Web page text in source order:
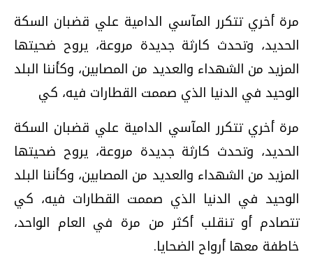
مرة أخري تتكرر المآسي الدامية علي قضبان السكة
الحديد،‮ ‬وتحدث كارثة جديدة مروعة،‮ يروح ضحيتها
المزيد من الشهداء والعديد من المصابين،‮ ‬وكأننا البلد
الوحيد في الدنيا الذي صممت القطارات فيه،‮ ‬كي
مرة أخري تتكرر المآسي الدامية علي قضبان السكة
الحديد،‮ ‬وتحدث كارثة جديدة مروعة،‮ يروح ضحيتها
المزيد من الشهداء والعديد من المصابين،‮ ‬وكأننا البلد
الوحيد في الدنيا الذي صممت القطارات فيه،‮ ‬كي
تتصادم أو تنقلب أكثر من مرة في العام الواحد،‮
‬خاطفة معها أرواح الضحايا‮.‬